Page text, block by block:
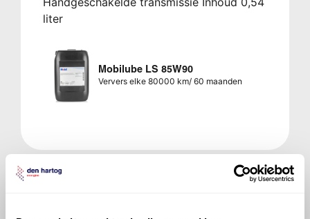
liter
Mobilube LS 85W90
Ververs elke 80000 km/ 60 maanden